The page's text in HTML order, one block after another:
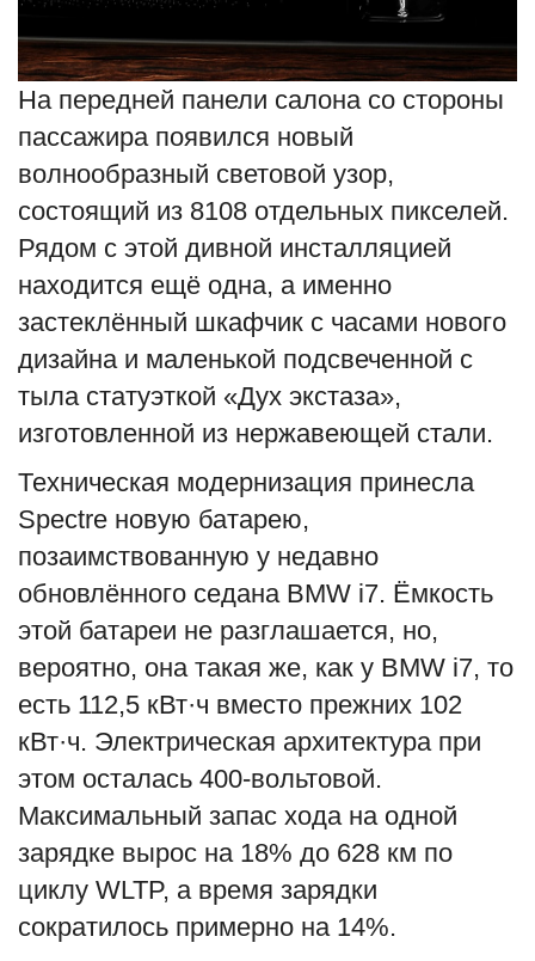
На передней панели салона со стороны
пассажира появился новый
волнообразный световой узор,
состоящий из 8108 отдельных пикселей.
Рядом с этой дивной инсталляцией
находится ещё одна, а именно
застеклённый шкафчик с часами нового
дизайна и маленькой подсвеченной с
тыла статуэткой «Дух экстаза»,
изготовленной из нержавеющей стали.
Техническая модернизация принесла
Spectre новую батарею,
позаимствованную у недавно
обновлённого седана BMW i7. Ёмкость
этой батареи не разглашается, но,
вероятно, она такая же, как у BMW i7, то
есть 112,5 кВт·ч вместо прежних 102
кВт·ч. Электрическая архитектура при
этом осталась 400-вольтовой.
Максимальный запас хода на одной
зарядке вырос на 18% до 628 км по
циклу WLTP, а время зарядки
сократилось примерно на 14%.